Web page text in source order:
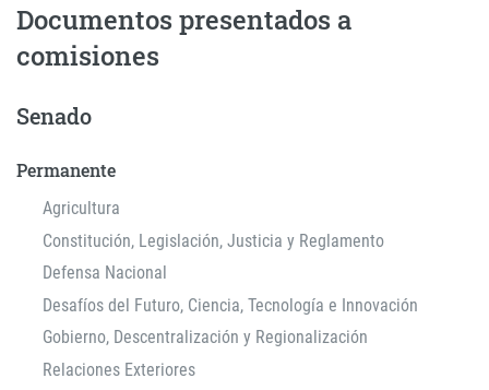
Documentos presentados a
comisiones
Senado
Permanente
Agricultura
Constitución, Legislación, Justicia y Reglamento
Defensa Nacional
Desafíos del Futuro, Ciencia, Tecnología e Innovación
Gobierno, Descentralización y Regionalización
Relaciones Exteriores